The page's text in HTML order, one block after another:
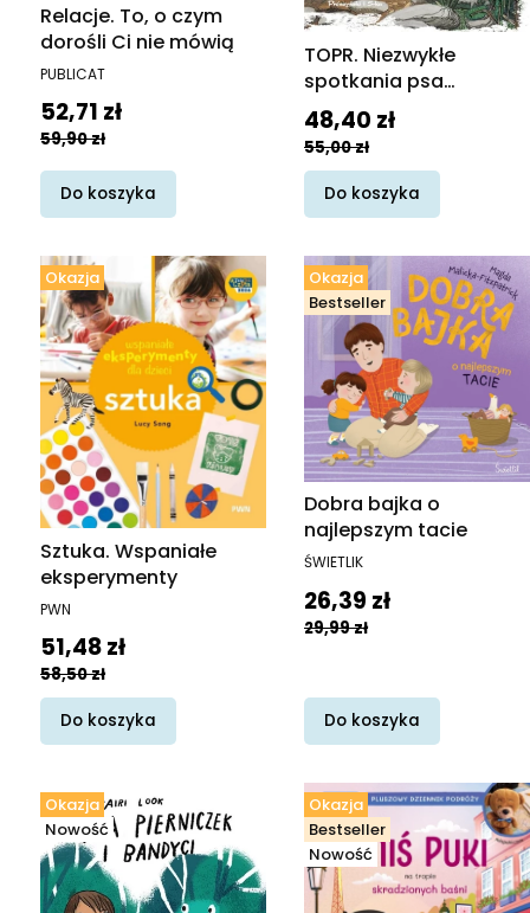
Relacje. To, o czym
dorośli Ci nie mówią
PRODUCENT
PUBLICAT
Cena promocyjna
52,71 zł
59,90 zł
Do koszyka
TOPR. Niezwykłe
spotkania psa
ratownika
Cena promocyjna
48,40 zł
55,00 zł
Do koszyka
Okazja
Sztuka. Wspaniałe
eksperymenty
PRODUCENT
PWN
Cena promocyjna
51,48 zł
58,50 zł
Do koszyka
Okazja
Bestseller
Dobra bajka o
najlepszym tacie
PRODUCENT
ŚWIETLIK
Cena promocyjna
26,39 zł
29,99 zł
Do koszyka
Okazja
Nowość
Okazja
Bestseller
Nowość